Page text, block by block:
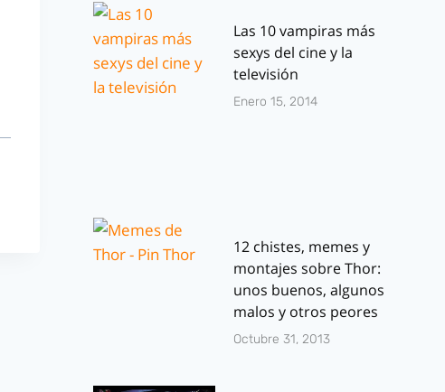
Las 10 vampiras más
sexys del cine y la
televisión
Enero 15, 2014
12 chistes, memes y
montajes sobre Thor:
unos buenos, algunos
malos y otros peores
Octubre 31, 2013